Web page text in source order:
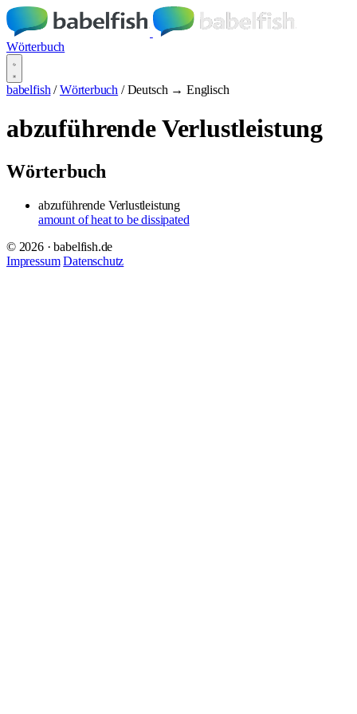
Wörterbuch
babelfish / Wörterbuch / Deutsch → Englisch
abzuführende Verlustleistung
Wörterbuch
abzuführende Verlustleistung
amount of heat to be dissipated
© 2026 · babelfish.de
Impressum Datenschutz